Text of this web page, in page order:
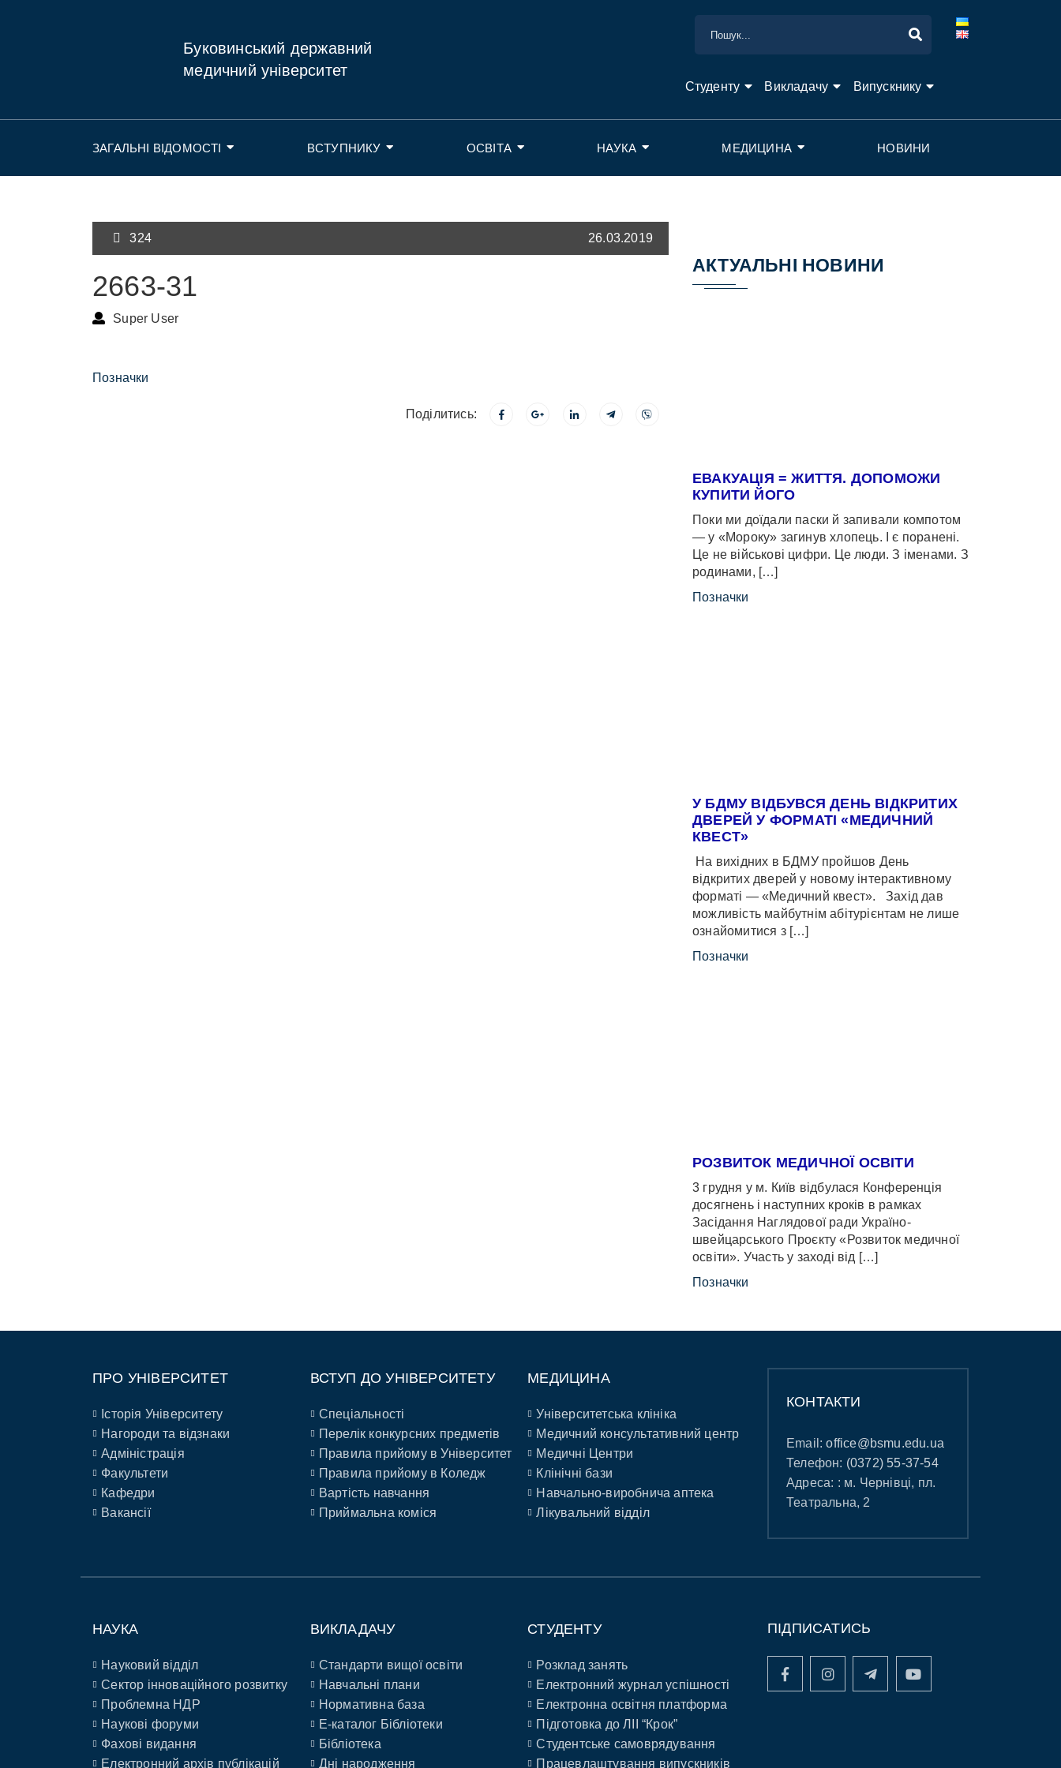
Буковинський державний
медичний університет
Студенту Викладачу Випускнику
ЗАГАЛЬНІ ВІДОМОСТІ ВСТУПНИКУ ОСВІТА НАУКА МЕДИЦИНА НОВИНИ
324 26.03.2019
2663-31
Super User
Позначки
Поділитись:
АКТУАЛЬНІ НОВИНИ
ЕВАКУАЦІЯ = ЖИТТЯ. ДОПОМОЖИ
КУПИТИ ЙОГО
Поки ми доїдали паски й запивали компотом
— у «Мороку» загинув хлопець. І є поранені.
Це не військові цифри. Це люди. З іменами. З
родинами, […]
Позначки
У БДМУ ВІДБУВСЯ ДЕНЬ ВІДКРИТИХ
ДВЕРЕЙ У ФОРМАТІ «МЕДИЧНИЙ
КВЕСТ»
На вихідних в БДМУ пройшов День
відкритих дверей у новому інтерактивному
форматі — «Медичний квест». Захід дав
можливість майбутнім абітурієнтам не лише
ознайомитися з […]
Позначки
РОЗВИТОК МЕДИЧНОЇ ОСВІТИ
3 грудня у м. Київ відбулася Конференція
досягнень і наступних кроків в рамках
Засідання Наглядової ради Україно-
швейцарського Проєкту «Розвиток медичної
освіти». Участь у заході від […]
Позначки
ПРО УНІВЕРСИТЕТ
Історія Університету
Нагороди та відзнаки
Адміністрація
Факультети
Кафедри
Вакансії
ВСТУП ДО УНІВЕРСИТЕТУ
Спеціальності
Перелік конкурсних предметів
Правила прийому в Університет
Правила прийому в Коледж
Вартість навчання
Приймальна коміся
МЕДИЦИНА
Університетська клініка
Медичний консультативний центр
Медичні Центри
Клінічні бази
Навчально-виробнича аптека
Лікувальний відділ
КОНТАКТИ
Email:office@bsmu.edu.ua
Телефон: (0372) 55-37-54
Адреса: : м. Чернівці, пл.
Театральна, 2
НАУКА
Науковий відділ
Сектор інноваційного розвитку
Проблемна НДР
Наукові форуми
Фахові видання
Електронний архів публікацій
ВИКЛАДАЧУ
Стандарти вищої освіти
Навчальні плани
Нормативна база
E-каталог Бібліотеки
Бібліотека
Дні народження
СТУДЕНТУ
Розклад занять
Електронний журнал успішності
Електронна освітня платформа
Підготовка до ЛІІ “Крок”
Студентське самоврядування
Працевлаштування випускників
ПІДПИСАТИСЬ